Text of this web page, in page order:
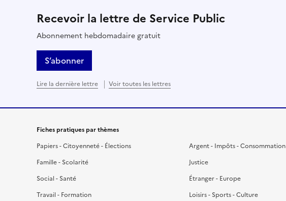
Recevoir la lettre de Service Public
Abonnement hebdomadaire gratuit
S’abonner
Lire la dernière lettre Voir toutes les lettres
Fiches pratiques par thèmes
Papiers - Citoyenneté - Élections
Famille - Scolarité
Social - Santé
Travail - Formation
Argent - Impôts - Consommation
Justice
Étranger - Europe
Loisirs - Sports - Culture